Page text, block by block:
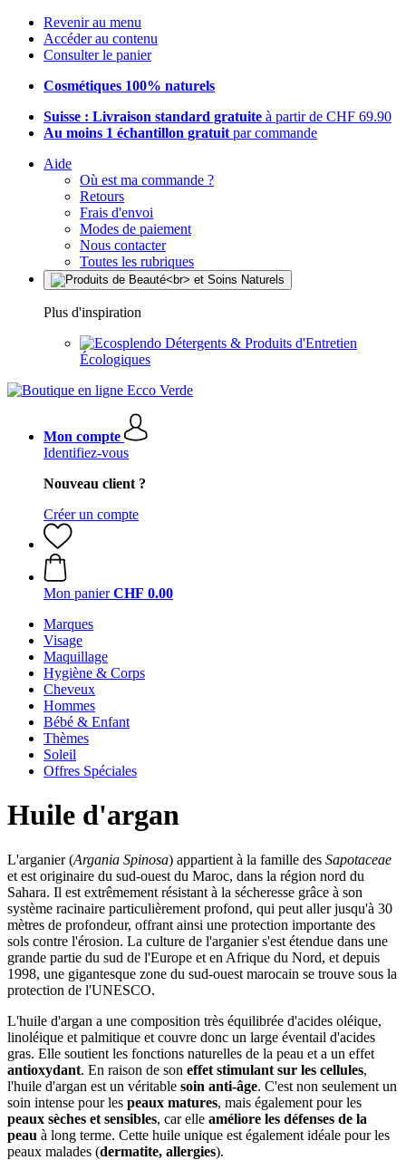
Revenir au menu
Accéder au contenu
Consulter le panier
Cosmétiques 100% naturels
Suisse : Livraison standard gratuite à partir de CHF 69.90
Au moins 1 échantillon gratuit par commande
Aide
Où est ma commande ?
Retours
Frais d'envoi
Modes de paiement
Nous contacter
Toutes les rubriques
Plus d'inspiration
Détergents & Produits d'Entretien
Écologiques
Mon compte
Identifiez-vous
Nouveau client ?
Créer un compte
Mon panier CHF 0.00
Marques
Visage
Maquillage
Hygiène & Corps
Cheveux
Hommes
Bébé & Enfant
Thèmes
Soleil
Offres Spéciales
Huile d'argan
L'arganier (Argania Spinosa) appartient à la famille des Sapotaceae
et est originaire du sud-ouest du Maroc, dans la région nord du
Sahara. Il est extrêmement résistant à la sécheresse grâce à son
système racinaire particulièrement profond, qui peut aller jusqu'à 30
mètres de profondeur, offrant ainsi une protection importante des
sols contre l'érosion. La culture de l'arganier s'est étendue dans une
grande partie du sud de l'Europe et en Afrique du Nord, et depuis
1998, une gigantesque zone du sud-ouest marocain se trouve sous la
protection de l'UNESCO.
L'huile d'argan a une composition très équilibrée d'acides oléique,
linoléique et palmitique et couvre donc un large éventail d'acides
gras. Elle soutient les fonctions naturelles de la peau et a un effet
antioxydant. En raison de son effet stimulant sur les cellules,
l'huile d'argan est un véritable soin anti-âge. C'est non seulement un
soin intense pour les peaux matures, mais également pour les
peaux sèches et sensibles, car elle améliore les défenses de la
peau à long terme. Cette huile unique est également idéale pour les
peaux malades (dermatite, allergies).